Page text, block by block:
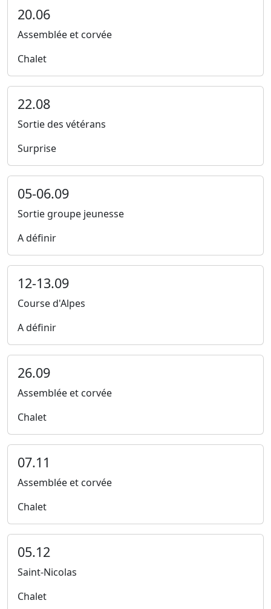
20.06
Assemblée et corvée
Chalet
22.08
Sortie des vétérans
Surprise
05-06.09
Sortie groupe jeunesse
A définir
12-13.09
Course d'Alpes
A définir
26.09
Assemblée et corvée
Chalet
07.11
Assemblée et corvée
Chalet
05.12
Saint-Nicolas
Chalet